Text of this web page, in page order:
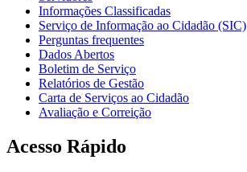
Informações Classificadas
Serviço de Informação ao Cidadão (SIC)
Perguntas frequentes
Dados Abertos
Boletim de Serviço
Relatórios de Gestão
Carta de Serviços ao Cidadão
Avaliação e Correição
Acesso Rápido